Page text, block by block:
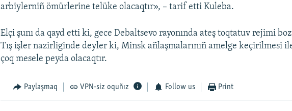
arbiylerniñ ömürlerine telüke olacaqtır», – tarif etti Kuleba.
Elçi şunı da qayd etti ki, gece Debaltsevo rayonında ateş toqtatuv rejimi
Tış işler nazirliginde deyler ki, Minsk añlaşmalarınıñ amelge keçirilmesi
çoq mesele peyda olacaqtır.
Paylaşmaq VPN-siz oquñız Follow us Print